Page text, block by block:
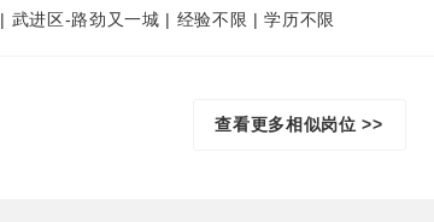
| 武进区-路劲又一城 | 经验不限 | 学历不限
查看更多相似岗位 >>